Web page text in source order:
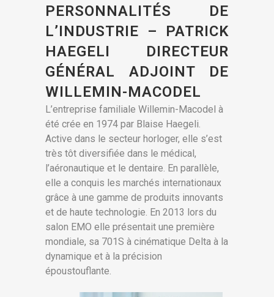
PERSONNALITÉS DE
L’INDUSTRIE – PATRICK
HAEGELI DIRECTEUR
GÉNÉRAL ADJOINT DE
WILLEMIN-MACODEL
L’entreprise familiale Willemin-Macodel à
été crée en 1974 par Blaise Haegeli.
Active dans le secteur horloger, elle s’est
très tôt diversifiée dans le médical,
l’aéronautique et le dentaire. En parallèle,
elle a conquis les marchés internationaux
grâce à une gamme de produits innovants
et de haute technologie. En 2013 lors du
salon EMO elle présentait une première
mondiale, sa 701S à cinématique Delta à la
dynamique et à la précision
époustouflante.